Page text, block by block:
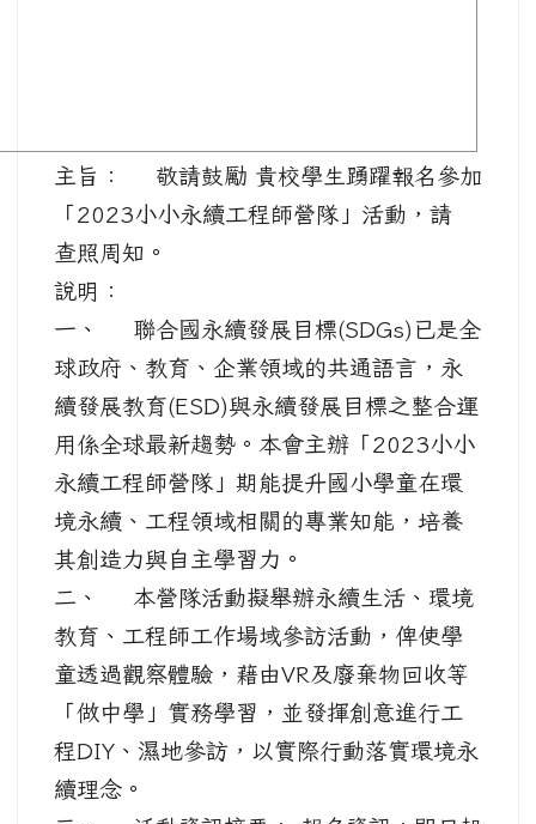
主旨： 敬請鼓勵 貴校學生踴躍報名參加
「2023小小永續工程師營隊」活動，請
查照周知。
說明：
一、 聯合國永續發展目標(SDGs)已是全
球政府、教育、企業領域的共通語言，永
續發展教育(ESD)與永續發展目標之整合運
用係全球最新趨勢。本會主辦「2023小小
永續工程師營隊」期能提升國小學童在環
境永續、工程領域相關的專業知能，培養
其創造力與自主學習力。
二、 本營隊活動擬舉辦永續生活、環境
教育、工程師工作場域參訪活動，俾使學
童透過觀察體驗，藉由VR及廢棄物回收等
「做中學」實務學習，並發揮創意進行工
程DIY、濕地參訪，以實際行動落實環境永
續理念。